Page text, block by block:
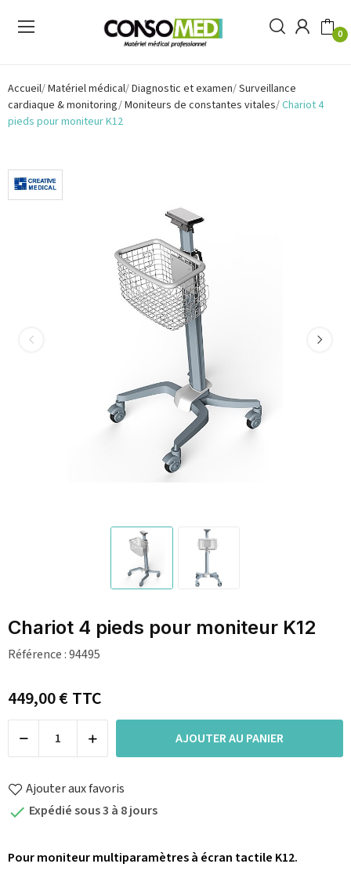
0
Accueil Matériel médical Diagnostic et examen Surveillance
cardiaque & monitoring Moniteurs de constantes vitales Chariot 4
pieds pour moniteur K12
Chariot 4 pieds pour moniteur K12
Référence :94495
449,00 €TTC
AJOUTER AU PANIER
Ajouter aux favoris
 Expédié sous 3 à 8 jours
Pour moniteur multiparamètres à écran tactile K12.